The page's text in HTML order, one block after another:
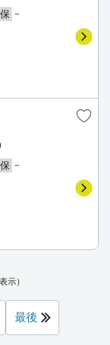
保 －
保 －
示）
最後